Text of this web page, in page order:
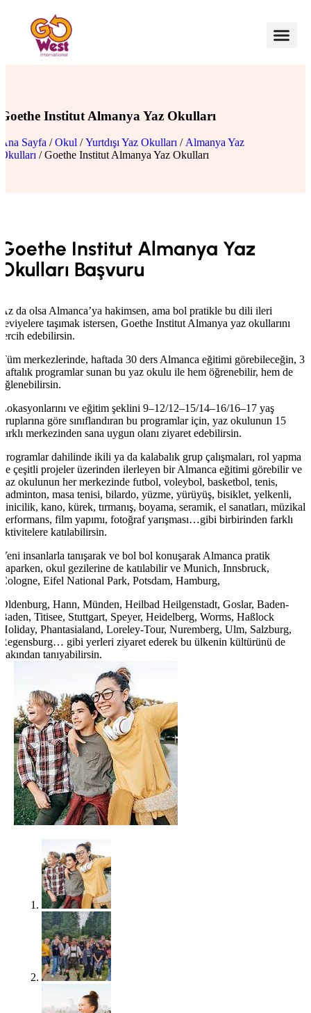
Goethe Institut Almanya Yaz Okulları
Ana Sayfa /Okul /Yurtdışı Yaz Okulları / Almanya Yaz
Okulları / Goethe Institut Almanya Yaz Okulları
Goethe Institut Almanya Yaz
Okulları Başvuru
Az da olsa Almanca’ya hakimsen, ama bol pratikle bu dili ileri
seviyelere taşımak istersen, Goethe Institut Almanya yaz okullarını
tercih edebilirsin.
Tüm merkezlerinde, haftada 30 ders Almanca eğitimi görebileceğin, 3
haftalık programlar sunan bu yaz okulu ile hem öğrenebilir, hem de
eğlenebilirsin.
Lokasyonlarını ve eğitim şeklini 9–12/12–15/14–16/16–17 yaş
gruplarına göre sınıflandıran bu programlar için, yaz okulunun 15
farklı merkezinden sana uygun olanı ziyaret edebilirsin.
Programlar dahilinde ikili ya da kalabalık grup çalışmaları, rol yapma
ve çeşitli projeler üzerinden ilerleyen bir Almanca eğitimi görebilir ve
yaz okulunun her merkezinde futbol, voleybol, basketbol, tenis,
badminton, masa tenisi, bilardo, yüzme, yürüyüş, bisiklet, yelkenli,
binicilik, kano, kürek, tırmanış, boyama, seramik, el sanatları, müzikal
performans, film yapımı, fotoğraf yarışması…gibi birbirinden farklı
aktivitelere katılabilirsin.
Yeni insanlarla tanışarak ve bol bol konuşarak Almanca pratik
yaparken, okul gezilerine de katılabilir ve Munich, Innsbruck,
Cologne, Eifel National Park, Potsdam, Hamburg,
Oldenburg, Hann, Münden, Heilbad Heilgenstadt, Goslar, Baden-
Baden, Titisee, Stuttgart, Speyer, Heidelberg, Worms, Haßlock
Holiday, Phantasialand, Loreley-Tour, Nuremberg, Ulm, Salzburg,
Regensburg… gibi yerleri ziyaret ederek bu ülkenin kültürünü de
yakından tanıyabilirsin.